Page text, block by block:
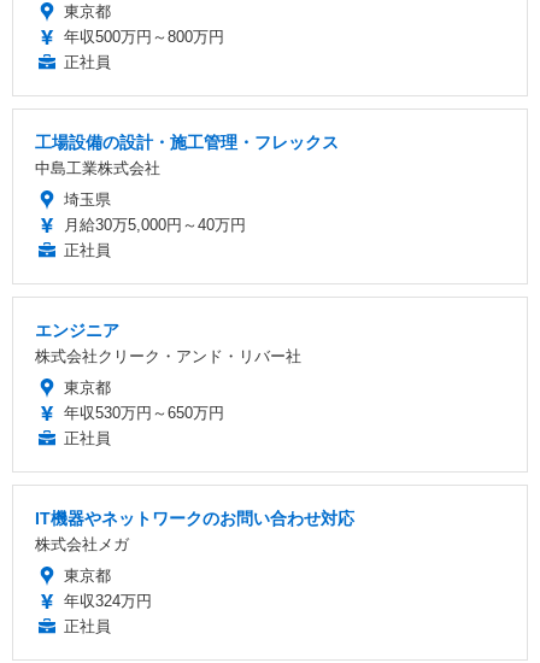
東京都
年収500万円～800万円
正社員
工場設備の設計・施工管理・フレックス
中島工業株式会社
埼玉県
月給30万5,000円～40万円
正社員
エンジニア
株式会社クリーク・アンド・リバー社
東京都
年収530万円～650万円
正社員
IT機器やネットワークのお問い合わせ対応
株式会社メガ
東京都
年収324万円
正社員